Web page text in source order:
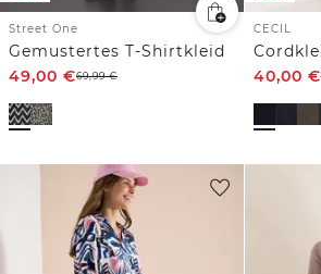
Street One
Gemustertes T-Shirtkleid
49,00 €69,99€
CECIL
40,00 €